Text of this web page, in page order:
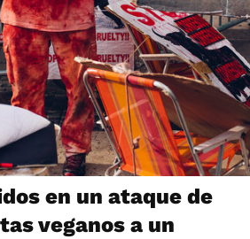
en un ataque de
veganos a un